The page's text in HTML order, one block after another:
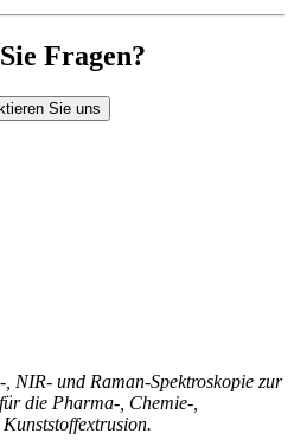
Fragen?
NIR- und Raman-Spektroskopie zur
die Pharma-, Chemie-,